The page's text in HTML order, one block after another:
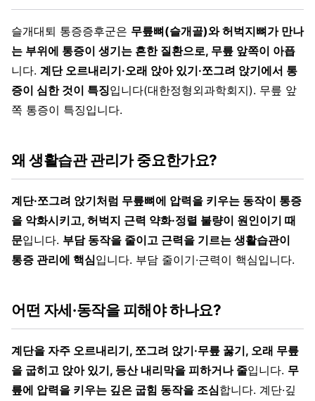
슬개대퇴 통증증후군은 무릎뼈(슬개골)와 허벅지뼈가 만나
는 부위에 통증이 생기는 흔한 질환으로, 무릎 앞쪽이 아픕
니다. 계단 오르내리기·오래 앉아 있기·쪼그려 앉기에서 통
증이 심한 것이 특징입니다(대한정형외과학회지). 무릎 앞
쪽 통증이 특징입니다.
왜 생활습관 관리가 중요한가요?
계단·쪼그려 앉기처럼 무릎뼈에 압력을 키우는 동작이 통증
을 악화시키고, 허벅지 근력 약화·정렬 불량이 원인이기 때
문입니다. 부담 동작을 줄이고 근력을 기르는 생활습관이
통증 관리에 핵심입니다. 부담 줄이기·근력이 핵심입니다.
어떤 자세·동작을 피해야 하나요?
계단을 자주 오르내리기, 쪼그려 앉기·무릎 꿇기, 오래 무릎
을 굽히고 앉아 있기, 등산 내리막을 피하거나 줄입니다. 무
릎에 압력을 키우는 깊은 굽힘 동작을 조심합니다. 계단·깊